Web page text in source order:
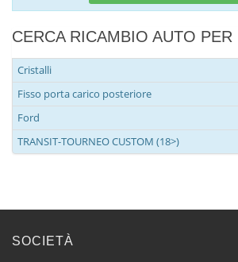
CERCA RICAMBIO AUTO PER
Cristalli
Fisso porta carico posteriore
Ford
TRANSIT-TOURNEO CUSTOM (18>)
SOCIETÀ